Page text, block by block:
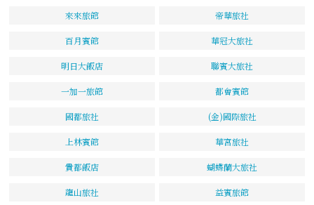
來來旅館 帝華旅社
百月賓館 華冠大旅社
明日大飯店 聯賓大旅社
一加一旅館 都會賓館
國都旅社 (金)國際旅社
上林賓館 華宮旅社
貴都飯店 蝴蝶蘭大旅社
龍山旅社 益賓旅館